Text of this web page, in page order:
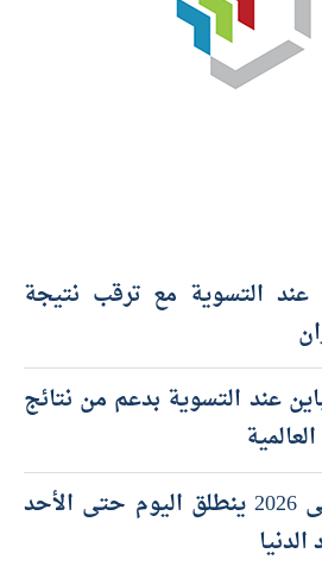
عند التسوية مع ترقب نتيجة
عند التسوية بدعم من نتائج
تنسيق المرحلة الأولى 2026 ينطلق اليوم حتى الأحد